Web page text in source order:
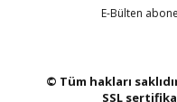
E-Bülten
© Tüm hakları
SSL